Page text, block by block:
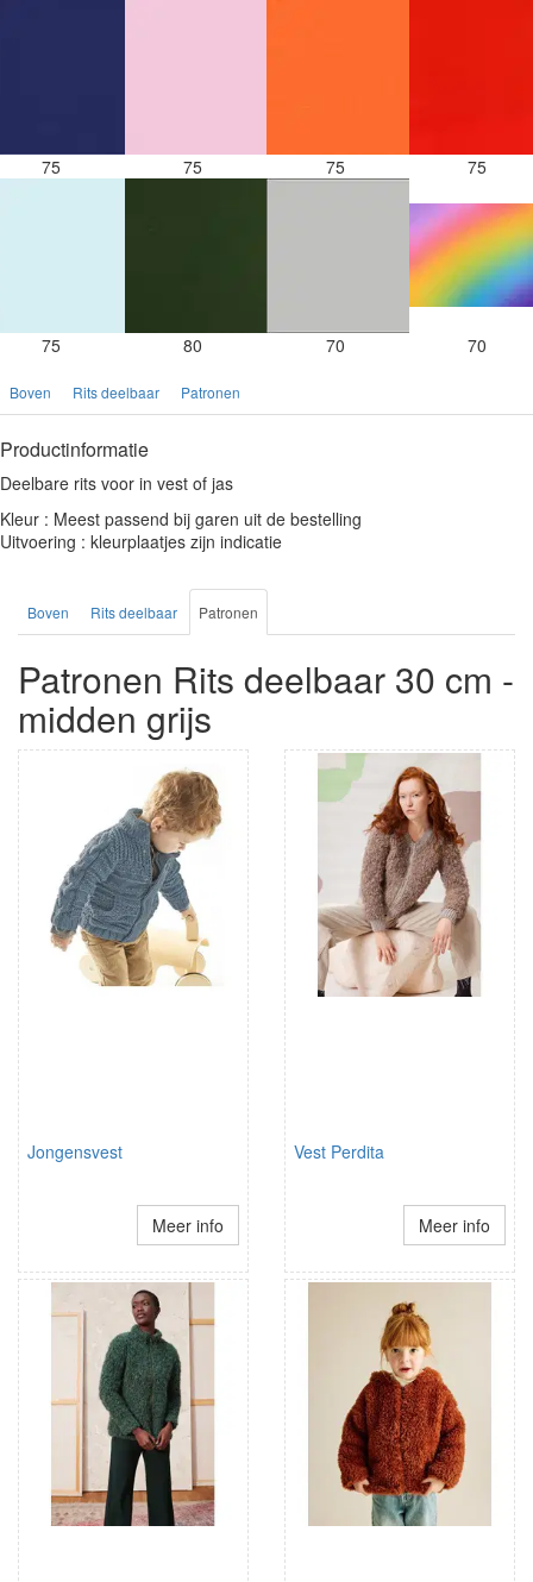
75 75 75 75
75 80 70 70
Boven Rits deelbaar Patronen
Productinformatie
Deelbare rits voor in vest of jas
Kleur : Meest passend bij garen uit de bestelling
Uitvoering : kleurplaatjes zijn indicatie
Boven Rits deelbaar Patronen
Patronen Rits deelbaar 30 cm -
midden grijs
Jongensvest
Meer info
Vest Perdita
Meer info